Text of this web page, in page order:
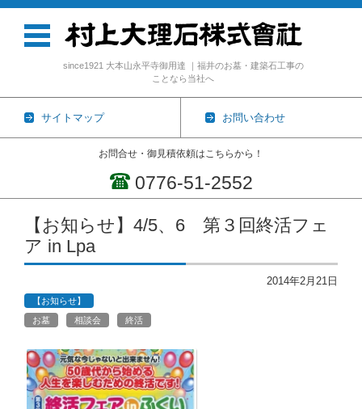
since1921 大本山永平寺御用達 ｜福井のお墓・建築石工事の
ことなら当社へ
サイトマップ お問い合わせ
お問合せ・御見積依頼はこちらから！
0776-51-2552
コンテンツに移動
【お知らせ】4/5、6 第３回終活フェ
ア in Lpa
2014年2月21日
【お知らせ】
お墓
相談会 終活